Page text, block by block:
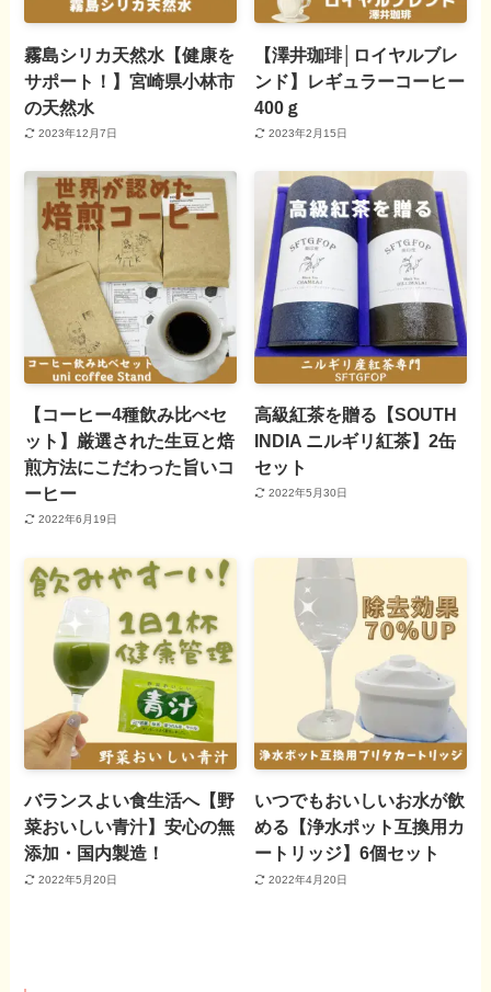
霧島シリカ天然水【健康を
サポート！】宮崎県小林市
の天然水
2023年12月7日
【澤井珈琲│ロイヤルブレ
ンド】レギュラーコーヒー
400ｇ
2023年2月15日
【コーヒー4種飲み比べセ
ット】厳選された生豆と焙
煎方法にこだわった旨いコ
ーヒー
2022年6月19日
高級紅茶を贈る【SOUTH
INDIA ニルギリ紅茶】2缶
セット
2022年5月30日
バランスよい食生活へ【野
菜おいしい青汁】安心の無
添加・国内製造！
2022年5月20日
いつでもおいしいお水が飲
める【浄水ポット互換用カ
ートリッジ】6個セット
2022年4月20日